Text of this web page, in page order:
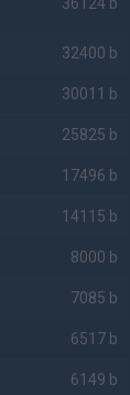
32400 b
30011 b
25825 b
17496 b
14115 b
8000 b
7085 b
6517 b
6149 b